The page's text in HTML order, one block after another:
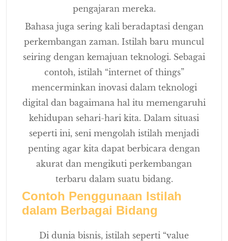
pengajaran mereka.
Bahasa juga sering kali beradaptasi dengan
perkembangan zaman. Istilah baru muncul
seiring dengan kemajuan teknologi. Sebagai
contoh, istilah “internet of things”
mencerminkan inovasi dalam teknologi
digital dan bagaimana hal itu memengaruhi
kehidupan sehari-hari kita. Dalam situasi
seperti ini, seni mengolah istilah menjadi
penting agar kita dapat berbicara dengan
akurat dan mengikuti perkembangan
terbaru dalam suatu bidang.
Contoh Penggunaan Istilah
dalam Berbagai Bidang
Di dunia bisnis, istilah seperti “value